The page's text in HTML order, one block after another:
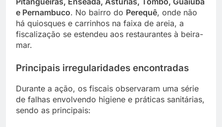
e Pernambuco. No bairro do Perequê, onde não
há quiosques e carrinhos na faixa de areia, a
fiscalização se estendeu aos restaurantes à beira-
mar.
Principais irregularidades encontradas
Durante a ação, os fiscais observaram uma série
de falhas envolvendo higiene e práticas sanitárias,
sendo as principais: